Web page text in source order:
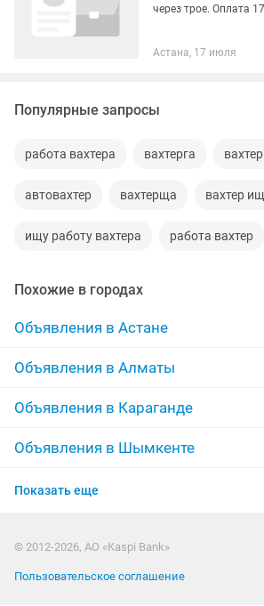
через трое. Оплата
Астана, 17 июля
Популярные запросы
работа вахтера вахтерга
автовахтер вахтерща вахтер
ищу работу вахтера работа вахтер
Похожие в городах
Объявления в Астане
Объявления в Алматы
Объявления в Караганде
Объявления в Шымкенте
Объявления в Усть-Каменогорске
Объявления в Костанае
Показать еще
© 2012-2026, АО «Kaspi Bank»
Пользовательское соглашение